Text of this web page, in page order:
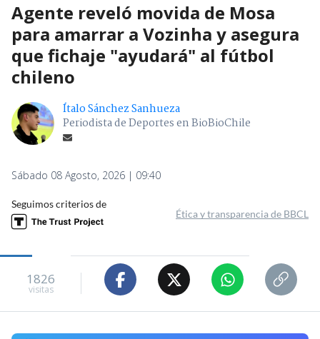
Agente reveló movida de Mosa
para amarrar a Vozinha y asegura
que fichaje "ayudará" al fútbol
chileno
Ítalo Sánchez Sanhueza
Periodista de Deportes en BioBioChile
Sábado 08 Agosto, 2026 | 09:40
Seguimos criterios de
Ética y transparencia de BBCL
1826
visitas